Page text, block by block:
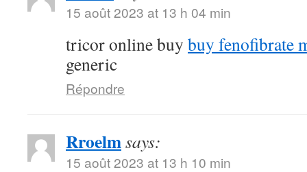
15 août 2023 at 13 h 04 min
tricor online buy buy fenofibrate
generic
Répondre
Rroelmsays:
15 août 2023 at 13 h 10 min